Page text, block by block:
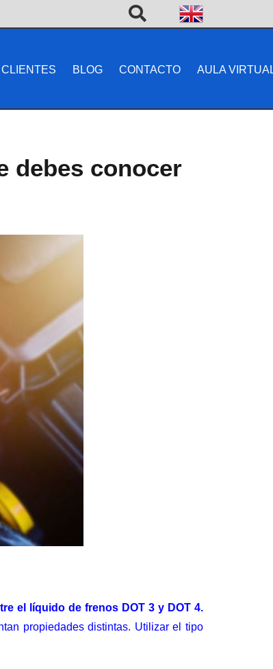
CLIENTES BLOG CONTACTO AULA
debes conocer
el líquido de frenos DOT 3 y DOT 4.
propiedades distintas. Utilizar el tipo